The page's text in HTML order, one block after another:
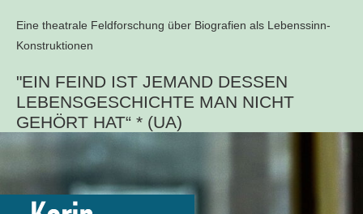
Eine theatrale Feldforschung über Biografien als Lebenssinn-
Konstruktionen
"EIN FEIND IST JEMAND DESSEN
LEBENSGESCHICHTE MAN NICHT
GEHÖRT HAT“ * (UA)